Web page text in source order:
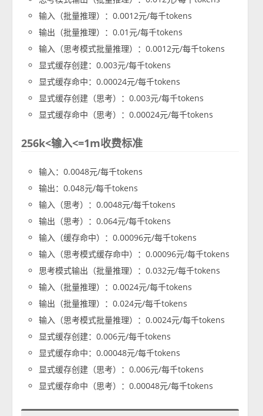
输入（批量推理）：0.0012元/每千tokens
输出（批量推理）：0.01元/每千tokens
输入（思考模式批量推理）：0.0012元/每千tokens
显式缓存创建：0.003元/每千tokens
显式缓存命中：0.00024元/每千tokens
显式缓存创建（思考）：0.003元/每千tokens
显式缓存命中（思考）：0.00024元/每千tokens
256k<输入<=1m收费标准
输入：0.0048元/每千tokens
输出：0.048元/每千tokens
输入（思考）：0.0048元/每千tokens
输出（思考）：0.064元/每千tokens
输入（缓存命中）：0.00096元/每千tokens
输入（思考模式缓存命中）：0.00096元/每千tokens
思考模式输出（批量推理）：0.032元/每千tokens
输入（批量推理）：0.0024元/每千tokens
输出（批量推理）：0.024元/每千tokens
输入（思考模式批量推理）：0.0024元/每千tokens
显式缓存创建：0.006元/每千tokens
显式缓存命中：0.00048元/每千tokens
显式缓存创建（思考）：0.006元/每千tokens
显式缓存命中（思考）：0.00048元/每千tokens